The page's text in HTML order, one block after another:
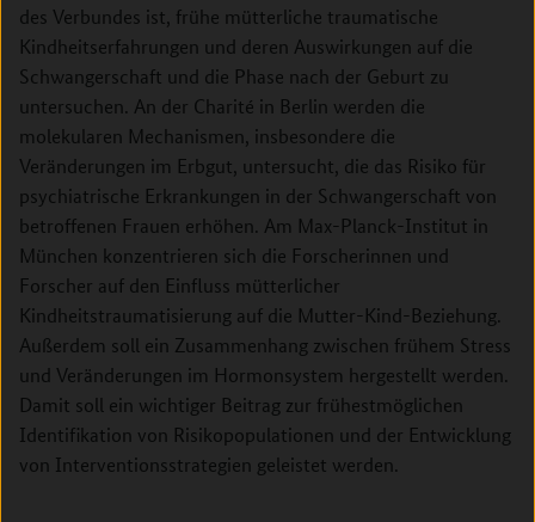
des Verbundes ist, frühe mütterliche traumatische
Kindheitserfahrungen und deren Auswirkungen auf die
Schwangerschaft und die Phase nach der Geburt zu
untersuchen. An der Charité in Berlin werden die
molekularen Mechanismen, insbesondere die
Veränderungen im Erbgut, untersucht, die das Risiko für
psychiatrische Erkrankungen in der Schwangerschaft von
betroffenen Frauen erhöhen. Am Max-Planck-Institut in
München konzentrieren sich die Forscherinnen und
Forscher auf den Einfluss mütterlicher
Kindheitstraumatisierung auf die Mutter-Kind-Beziehung.
Außerdem soll ein Zusammenhang zwischen frühem Stress
und Veränderungen im Hormonsystem hergestellt werden.
Damit soll ein wichtiger Beitrag zur frühestmöglichen
Identifikation von Risikopopulationen und der Entwicklung
von Interventionsstrategien geleistet werden.